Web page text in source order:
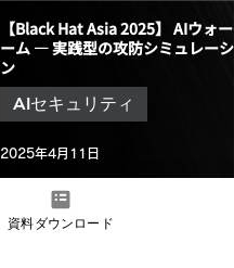
【Black Hat Asia 2025】 AIウォー
ーム ― 実践型の攻防シミュレーシ
ン
AIセキュリティ
2025年4月11日
【Black Hat Asia 2025】SQL-Data-
Guard ― LLMとデータベースの安
資料ダウンロード